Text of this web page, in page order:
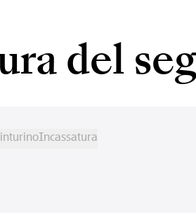
del
Incassatura